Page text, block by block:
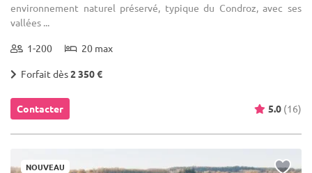
environnement naturel préservé, typique du Condroz, avec ses
vallées ...
1-200 20 max
Forfait dès2 350 €
Contacter 5.0 (16)
NOUVEAU